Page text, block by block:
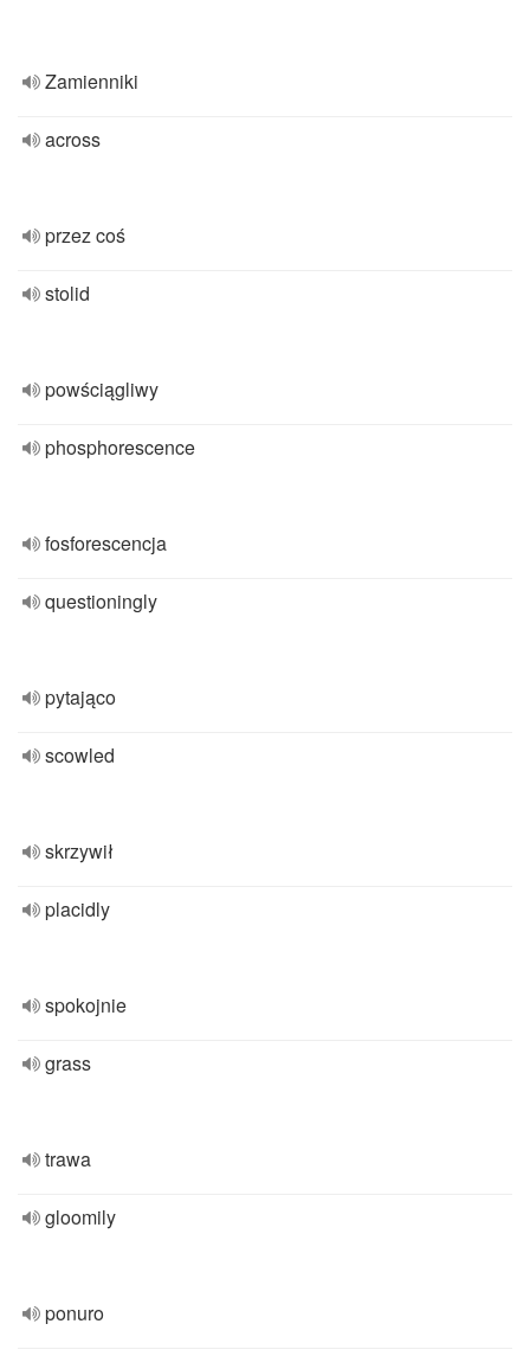
Zamienniki
across
przez coś
stolid
powściągliwy
phosphorescence
fosforescencja
questioningly
pytająco
scowled
skrzywił
placidly
spokojnie
grass
trawa
gloomily
ponuro